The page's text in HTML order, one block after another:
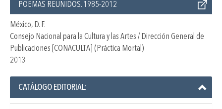
POEMAS REUNIDOS. 1985-2012
México, D. F.
Consejo Nacional para la Cultura y las Artes / Dirección General de
Publicaciones [CONACULTA] (Práctica Mortal)
2013
CATÁLOGO EDITORIAL: